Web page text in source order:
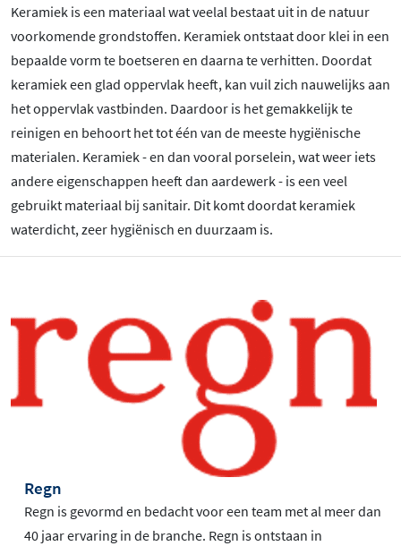
Keramiek is een materiaal wat veelal bestaat uit in de natuur
voorkomende grondstoffen. Keramiek ontstaat door klei in een
bepaalde vorm te boetseren en daarna te verhitten. Doordat
keramiek een glad oppervlak heeft, kan vuil zich nauwelijks aan
het oppervlak vastbinden. Daardoor is het gemakkelijk te
reinigen en behoort het tot één van de meeste hygiënische
materialen. Keramiek - en dan vooral porselein, wat weer iets
andere eigenschappen heeft dan aardewerk - is een veel
gebruikt materiaal bij sanitair. Dit komt doordat keramiek
waterdicht, zeer hygiënisch en duurzaam is.
Regn
Regn is gevormd en bedacht voor een team met al meer dan
40 jaar ervaring in de branche. Regn is ontstaan in